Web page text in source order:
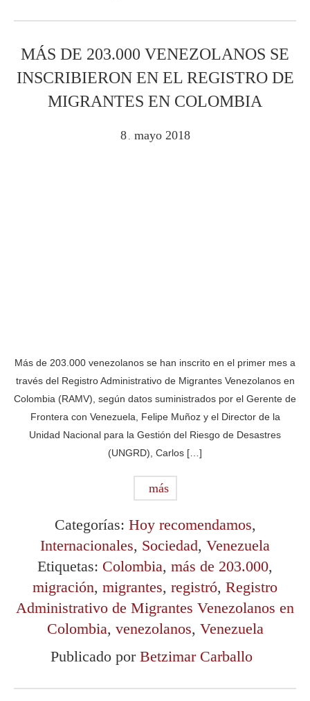
MÁS DE 203.000 VENEZOLANOS SE
INSCRIBIERON EN EL REGISTRO DE
MIGRANTES EN COLOMBIA
8 mayo 2018
Más de 203.000 venezolanos se han inscrito en el primer mes a
través del Registro Administrativo de Migrantes Venezolanos en
Colombia (RAMV), según datos suministrados por el Gerente de
Frontera con Venezuela, Felipe Muñoz y el Director de la
Unidad Nacional para la Gestión del Riesgo de Desastres
(UNGRD), Carlos […]
más
Categorías: Hoy recomendamos,
Internacionales, Sociedad, Venezuela
Etiquetas: Colombia, más de 203.000,
migración, migrantes, registró, Registro
Administrativo de Migrantes Venezolanos en
Colombia, venezolanos, Venezuela
Publicado por Betzimar Carballo